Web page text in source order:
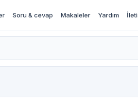
Al
Soru & cevap Makaleler Yardım